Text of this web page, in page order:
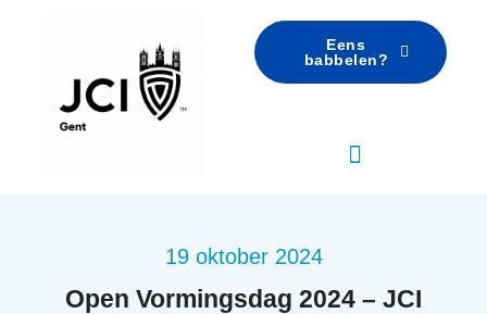
Eens
babbelen?
19 oktober 2024
Open Vormingsdag 2024 – JCI